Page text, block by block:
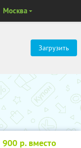
Загрузить
Москва
900 р. вместо